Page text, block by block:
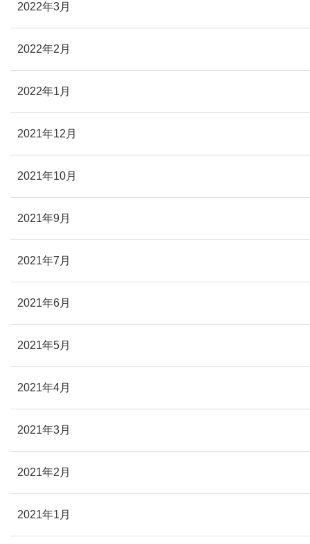
2022年3月
2022年2月
2022年1月
2021年12月
2021年10月
2021年9月
2021年7月
2021年6月
2021年5月
2021年4月
2021年3月
2021年2月
2021年1月